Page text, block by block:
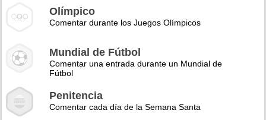
Olímpico
Comentar durante los Juegos Olímpicos
Mundial de Fútbol
Comentar una entrada durante un Mundial de
Fútbol
Penitencia
Comentar cada día de la Semana Santa